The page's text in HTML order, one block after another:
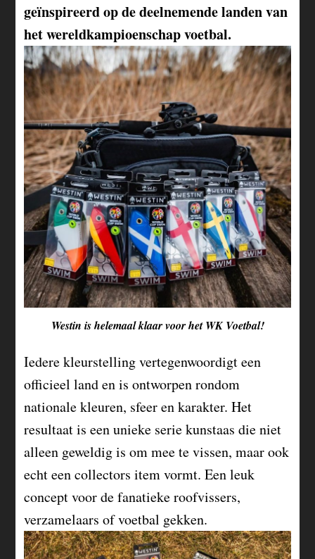
geïnspireerd op de deelnemende landen van
het wereldkampioenschap voetbal.
Westin is helemaal klaar voor het WK Voetbal!
Iedere kleurstelling vertegenwoordigt een
officieel land en is ontworpen rondom
nationale kleuren, sfeer en karakter. Het
resultaat is een unieke serie kunstaas die niet
alleen geweldig is om mee te vissen, maar ook
echt een collectors item vormt. Een leuk
concept voor de fanatieke roofvissers,
verzamelaars of voetbal gekken.